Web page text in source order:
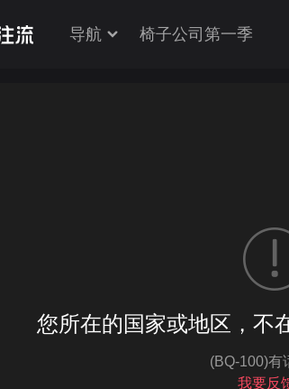
导航 椅子公司第一季
您所在的国家或地区，不
(BQ-100)有
我要反